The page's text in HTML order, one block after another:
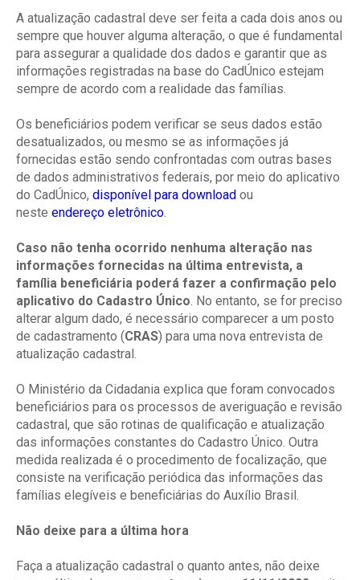
A atualização cadastral deve ser feita a cada dois anos ou
sempre que houver alguma alteração, o que é fundamental
para assegurar a qualidade dos dados e garantir que as
informações registradas na base do CadÚnico estejam
sempre de acordo com a realidade das famílias.
Os beneficiários podem verificar se seus dados estão
desatualizados, ou mesmo se as informações já
fornecidas estão sendo confrontadas com outras bases
de dados administrativos federais, por meio do aplicativo
do CadÚnico, disponível para download ou
neste endereço eletrônico.
Caso não tenha ocorrido nenhuma alteração nas
informações fornecidas na última entrevista, a
família beneficiária poderá fazer a confirmação pelo
aplicativo do Cadastro Único. No entanto, se for preciso
alterar algum dado, é necessário comparecer a um posto
de cadastramento (CRAS) para uma nova entrevista de
atualização cadastral.
O Ministério da Cidadania explica que foram convocados
beneficiários para os processos de averiguação e revisão
cadastral, que são rotinas de qualificação e atualização
das informações constantes do Cadastro Único. Outra
medida realizada é o procedimento de focalização, que
consiste na verificação periódica das informações das
famílias elegíveis e beneficiárias do Auxílio Brasil.
Não deixe para a última hora
Faça a atualização cadastral o quanto antes, não deixe